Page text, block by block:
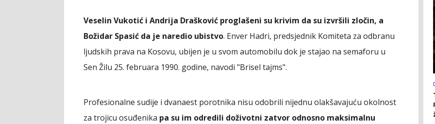
Veselin Vukotić i Andrija Drašković proglašeni su krivim da su izvršili zločin, a
Božidar Spasić da je naredio ubistvo. Enver Hadri, predsjednik Komiteta za odbranu
ljudskih prava na Kosovu, ubijen je u svom automobilu dok je stajao na semaforu u
Sen Žilu 25. februara 1990. godine, navodi "Brisel tajms".
Profesionalne sudije i dvanaest porotnika nisu odobrili nijednu olakšavajuću okolnost
za trojicu osuđenika pa su im odredili doživotni zatvor odnosno maksimalnu